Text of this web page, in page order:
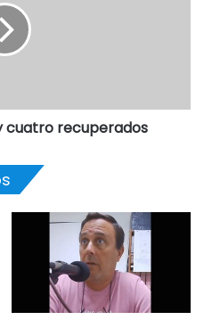
cuatro recuperados